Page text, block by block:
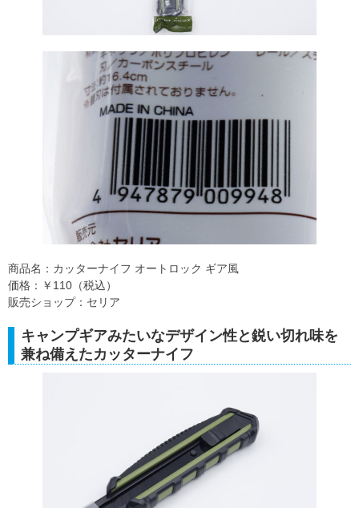
商品名：カッターナイフ オートロック ギア風
価格：￥110（税込）
販売ショップ：セリア
キャンプギアみたいなデザイン性と鋭い切れ味を
兼ね備えたカッターナイフ